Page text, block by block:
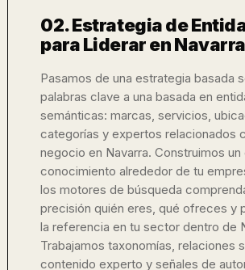
02. Estrategia de
para Liderar en Navarra
Pasamos de una estrategia basada
palabras clave a una basada en
semánticas: marcas, servicios,
categorías y expertos relacionados
negocio en Navarra. Construimos
conocimiento alrededor de tu
los motores de búsqueda
precisión quién eres, qué ofreces y
la referencia en tu sector dentro de
Trabajamos taxonomías, relaciones
contenido experto y señales de